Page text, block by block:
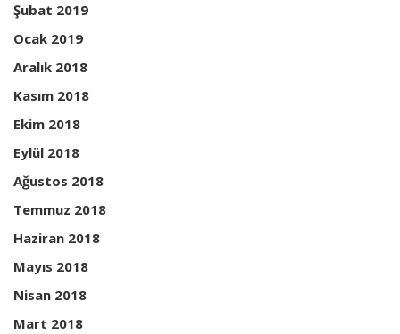
Şubat 2019
Ocak 2019
Aralık 2018
Kasım 2018
Ekim 2018
Eylül 2018
Ağustos 2018
Temmuz 2018
Haziran 2018
Mayıs 2018
Nisan 2018
Mart 2018